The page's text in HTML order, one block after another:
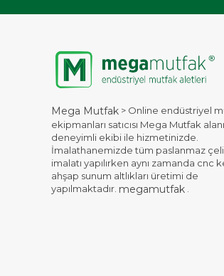
Mega Mutfak > Online endüstriyel
ekipmanları satıcısı Mega Mutfak
deneyimli ekibi ile hizmetinizde.
İmalathanemizde tüm paslanmaz
imalatı yapılırken aynı zamanda cnc
ahşap sunum altlıkları üretimi de
yapılmaktadır. megamutfak